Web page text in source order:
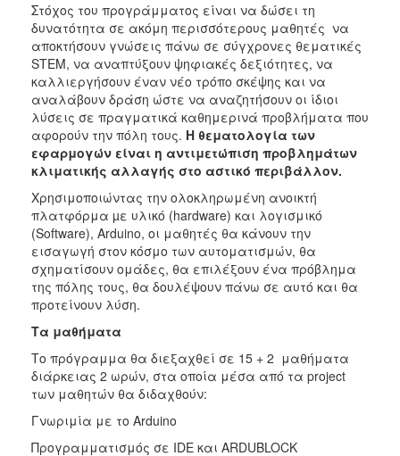
ΠΟΛΗΣτόχος του προγράμματος είναι να δώσει τη
δυνατότητα σε ακόμη περισσότερους μαθητές να
αποκτήσουν γνώσεις πάνω σε σύγχρονες θεματικές
STEM, να αναπτύξουν ψηφιακές δεξιότητες, να
καλλιεργήσουν έναν νέο τρόπο σκέψης και να
αναλάβουν δράση ώστε να αναζητήσουν οι ίδιοι
λύσεις σε πραγματικά καθημερινά προβλήματα που
αφορούν την πόλη τους. Η θεματολογία των
εφαρμογών είναι η αντιμετώπιση προβλημάτων
κλιματικής αλλαγής στο αστικό περιβάλλον.
Χρησιμοποιώντας την ολοκληρωμένη ανοικτή
πλατφόρμα µε υλικό (hardware) και λογισμικό
(Software), Arduino, οι μαθητές θα κάνουν την
εισαγωγή στον κόσμο των αυτοματισμών, θα
σχηματίσουν ομάδες, θα επιλέξουν ένα πρόβλημα
της πόλης τους, θα δουλέψουν πάνω σε αυτό και θα
προτείνουν λύση.
Τα μαθήματα
Το πρόγραμμα θα διεξαχθεί σε 15 + 2 μαθήματα
διάρκειας 2 ωρών, στα οποία μέσα από τα project
των μαθητών θα διδαχθούν:
Γνωριμία με το Arduino
Προγραμματισμός σε IDE και ARDUBLOCK